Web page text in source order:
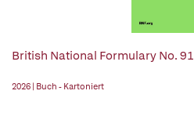
British National Formulary No. 91
2026 | Buch - Kartoniert